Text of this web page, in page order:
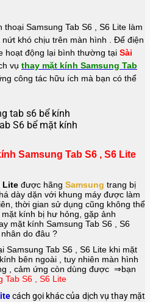
Samsung Tab S6 , S6 Lite làm
khó chịu trên màn hình . Để điện
hoạt động lại bình thường tại Sài
vụ thay mặt kính Samsung Tab
công tác hữu ích mà bạn có thể
S6 bể mặt kính
Samsung Tab S6 , S6 Lite
Lite được hãng Samsung trang bị
dày dặn với khung máy được làm
thời gian sử dụng cũng không thể
kính bị hư hỏng, gặp ảnh
mặt kính Samsung Tab S6 , S6
do đâu ?
Samsung Tab S6 , S6 Lite khi mặt
bên ngoài , tuy nhiên màn hình
, cảm ứng còn dùng được ⇒bạn
Tab S6 , S6 Lite
cách gọi khác của dịch vụ thay mặt